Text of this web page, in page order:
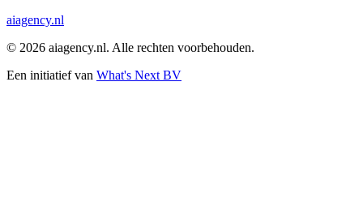
aiagency.nl
© 2026 aiagency.nl. Alle rechten voorbehouden.
Een initiatief van What's Next BV